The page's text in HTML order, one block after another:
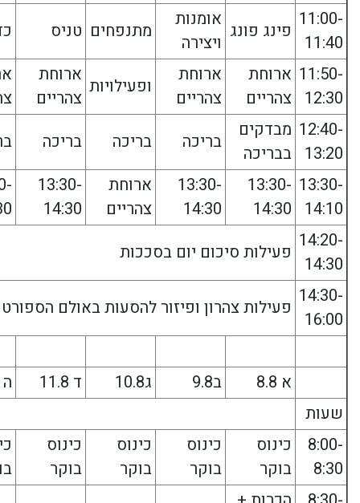
11:00-
11:40
פינג פונג
אומנות
ויצירה
מתנפחים טניס
11:50-
12:30
ארוחת
צהריים
ארוחת
צהריים
ופעילויות
ארוחת
צהריים
12:40-
13:20
מבדקים
בבריכה
בריכה בריכה בריכה
13:30-
14:10
13:30-
14:30
13:30-
14:30
ארוחת
צהריים
13:30-
14:30
14:20-
14:30
פעילות סיכום יום בסככות
14:30-
16:00
פעילות צהרון ופיזור להסעות באולם הספורט
א 8.8 ב9.8 ג10.8 ד 11.8
ה 12.8
שעות
8:00-
8:30
כינוס
בוקר
כינוס
בוקר
כינוס
בוקר
כינוס
בוקר